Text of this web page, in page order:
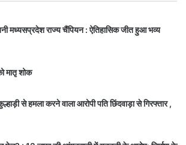
मध्यसप्रदेश राज्य चैंपियन : ऐतिहासिक जीत हुआ भव्य
मातृ शोक
से हमला करने वाला आरोपी पति छिंदवाड़ा से गिरफ्तार ,